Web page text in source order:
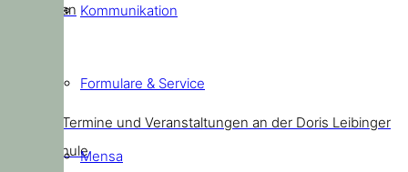
Kommunikation
Formulare & Service
Mensa
Speiseplan
Aktuelle Termine und Veranstaltungen an der Doris Leibinger
Grundschule